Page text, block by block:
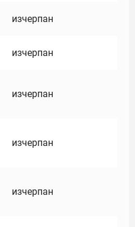
изчерпан
изчерпан
изчерпан
изчерпан
изчерпан